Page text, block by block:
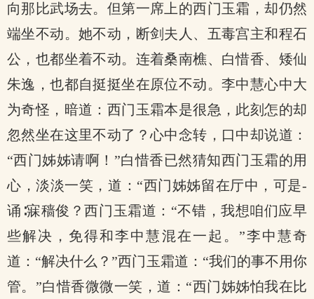
向那比武场去。但第一席上的西门玉霜，却仍然
端坐不动。她不动，断剑夫人、五毒宫主和程石
公，也都坐着不动。连着桑南樵、白惜香、矮仙
朱逸，也都自挺挺坐在原位不动。李中慧心中大
为奇怪，暗道：西门玉霜本是很急，此刻怎的却
忽然坐在这里不动了？心中念转，口中却说道：
“西门姊姊请啊！”白惜香已然猜知西门玉霜的用
心，淡淡一笑，道：“西门姊姊留在厅中，可是-
诵∶寐穑俊？西门玉霜道：“不错，我想咱们应早
些解决，免得和李中慧混在一起。”李中慧奇
道：“解决什么？”西门玉霜道：“我们的事不用你
管。”白惜香微微一笑，道：“西门姊姊怕我在比